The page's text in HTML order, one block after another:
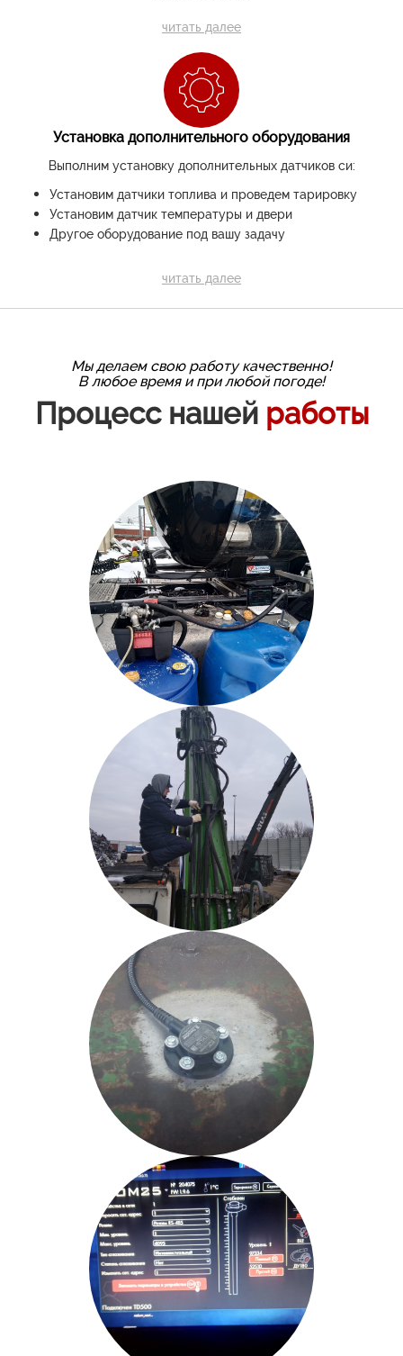
читать далее
Установка дополнительного оборудования
Выполним установку дополнительных датчиков си:
Установим датчики топлива и проведем тарировку
Установим датчик температуры и двери
Другое оборудование под вашу задачу
читать далее
Мы делаем свою работу качественно!
В любое время и при любой погоде!
Процесс нашей работы